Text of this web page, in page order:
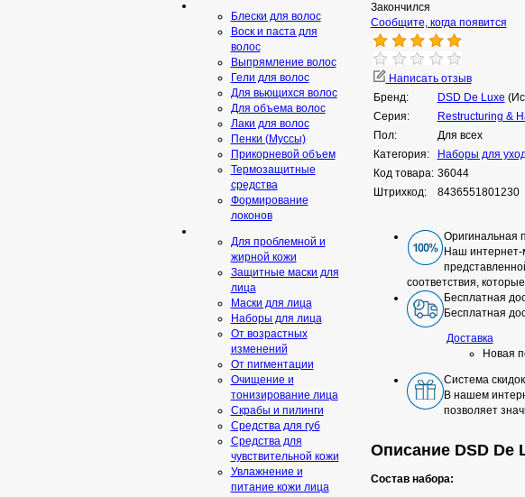
Закончился
Сообщите, когда появится
Написать отзыв
Бренд:
DSD De Luxe
Серия:
Restructuring &
Пол:
Для всех
Категория:
Наборы для
Код товара: 36044
Штрихкод:
8436551801230
Оригинальная
Наш интернет-
соответствия,
Бесплатная
Бесплатная
Доставка
Новая
Система скидок
В нашем
позволяет
Описание DSD De
Состав набора:
Блески для волос
Воск и паста для
волос
Выпрямление волос
Гели для волос
Для вьющихся волос
Для объема волос
Лаки для волос
Пенки (Муссы)
Прикорневой объем
Термозащитные
средства
Формирование
локонов
Для проблемной и
жирной кожи
Защитные маски для
лица
Маски для лица
Наборы для лица
От возрастных
изменений
От пигментации
Очищение и
тонизирование лица
Скрабы и пилинги
Средcтва для губ
Средства для
чувствительной кожи
Увлажнение и
питание кожи лица